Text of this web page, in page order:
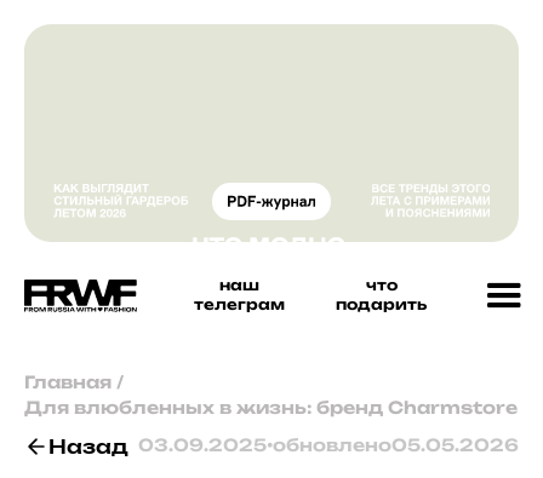
наш
телеграм
что
подарить
Главная /
Для влюбленных в жизнь: бренд Charmstore
Назад 03.09.2025•обновлено05.05.2026